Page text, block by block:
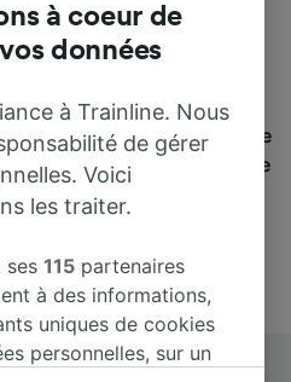
bus, lancez simplement
comparons les temps
en train et en bus.
votre voyage commence
plus de 170 compagnies de
achetez vos billets sur
à coeur de
données
à Trainline. Nous
de gérer
Voici
les traiter.
ses115 partenaires
à des informations,
uniques de cookies
personnelles, sur un